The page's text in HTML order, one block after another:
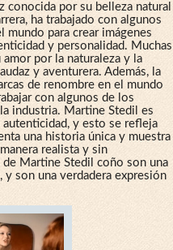
conocida por su belleza natural
ha trabajado con algunos
para crear imágenes
y personalidad. Muchas
por la naturaleza y la
y aventurera. Además, la
de renombre en el mundo
con algunos de los
industria. Martine Stedil es
y esto se refleja
una historia única y muestra
realista y sin
Martine Stedil coño son una
y son una verdadera expresión